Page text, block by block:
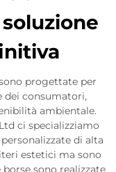
progettate per
dei consumatori,
ambientale.
ci specializziamo
di alta
estetici ma sono
sono realizzate